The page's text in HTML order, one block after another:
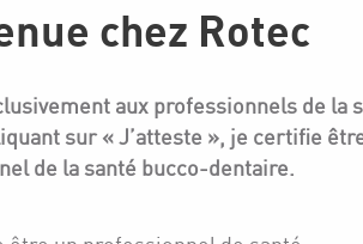
3D ArmaResin
– 1kg
chez Rotec
aux professionnels de la
sur « J’atteste », je certifie
de la santé bucco-dentaire.